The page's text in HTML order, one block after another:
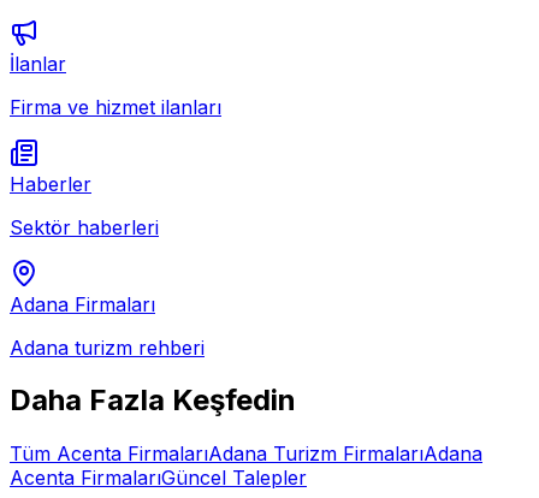
İlanlar
Firma ve hizmet ilanları
Haberler
Sektör haberleri
Adana Firmaları
Adana turizm rehberi
Daha Fazla Keşfedin
Tüm Acenta FirmalarıAdana Turizm FirmalarıAdana
Acenta FirmalarıGüncel Talepler